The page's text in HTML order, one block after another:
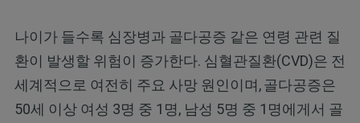
나이가 들수록 심장병과 골다공증 같은 연령 관련 질
환이 발생할 위험이 증가한다. 심혈관질환(CVD)은 전
세계적으로 여전히 주요 사망 원인이며,골다공증은
50세 이상 여성 3명 중 1명, 남성 5명 중 1명에게서 골